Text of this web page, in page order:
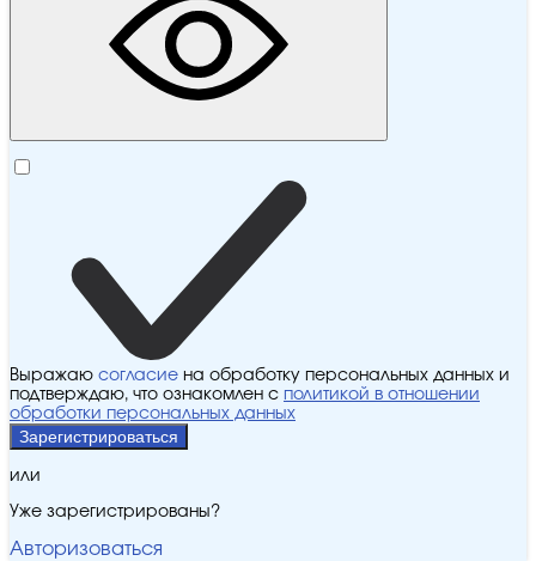
Выражаю согласие на обработку персональных данных и
подтверждаю, что ознакомлен с политикой в отношении
обработки персональных данных
Зарегистрироваться
или
Уже зарегистрированы?
Авторизоваться